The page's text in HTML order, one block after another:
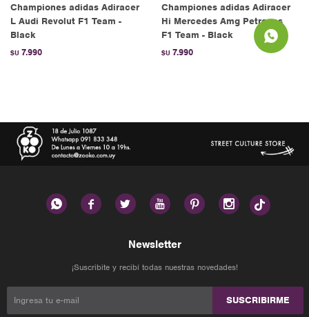
Championes adidas Adiracer
L Audi Revolut F1 Team -
Black
$U 7.990
Championes adidas Adiracer
Hi Mercedes Amg Petronas
F1 Team - Black
$U 7.990
     
Newsletter
¡Suscribite y recibí todas nuestras novedades!
SUSCRIBIRME